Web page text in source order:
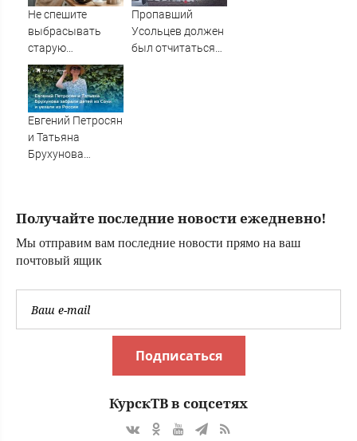
Не спешите
выбрасывать
старую
сковороду: 3
способа убрать
нагар без химии
Пропавший
Усольцев должен
был отчитаться
Евгений Петросян
и Татьяна
Брухунова
Получайте последние новости ежедневно!
Мы отправим вам последние новости прямо на ваш
почтовый ящик
Подписаться
КурскТВ в соцсетях